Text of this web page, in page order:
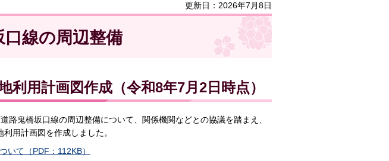
更新日：2026年7月8日
線の周辺整備
利用計画図作成（令和8年7月2日時点）
路鬼橋坂口線の周辺整備について、関係機関などとの協議を踏まえ、
用計画図を作成しました。
いて（PDF：112KB）